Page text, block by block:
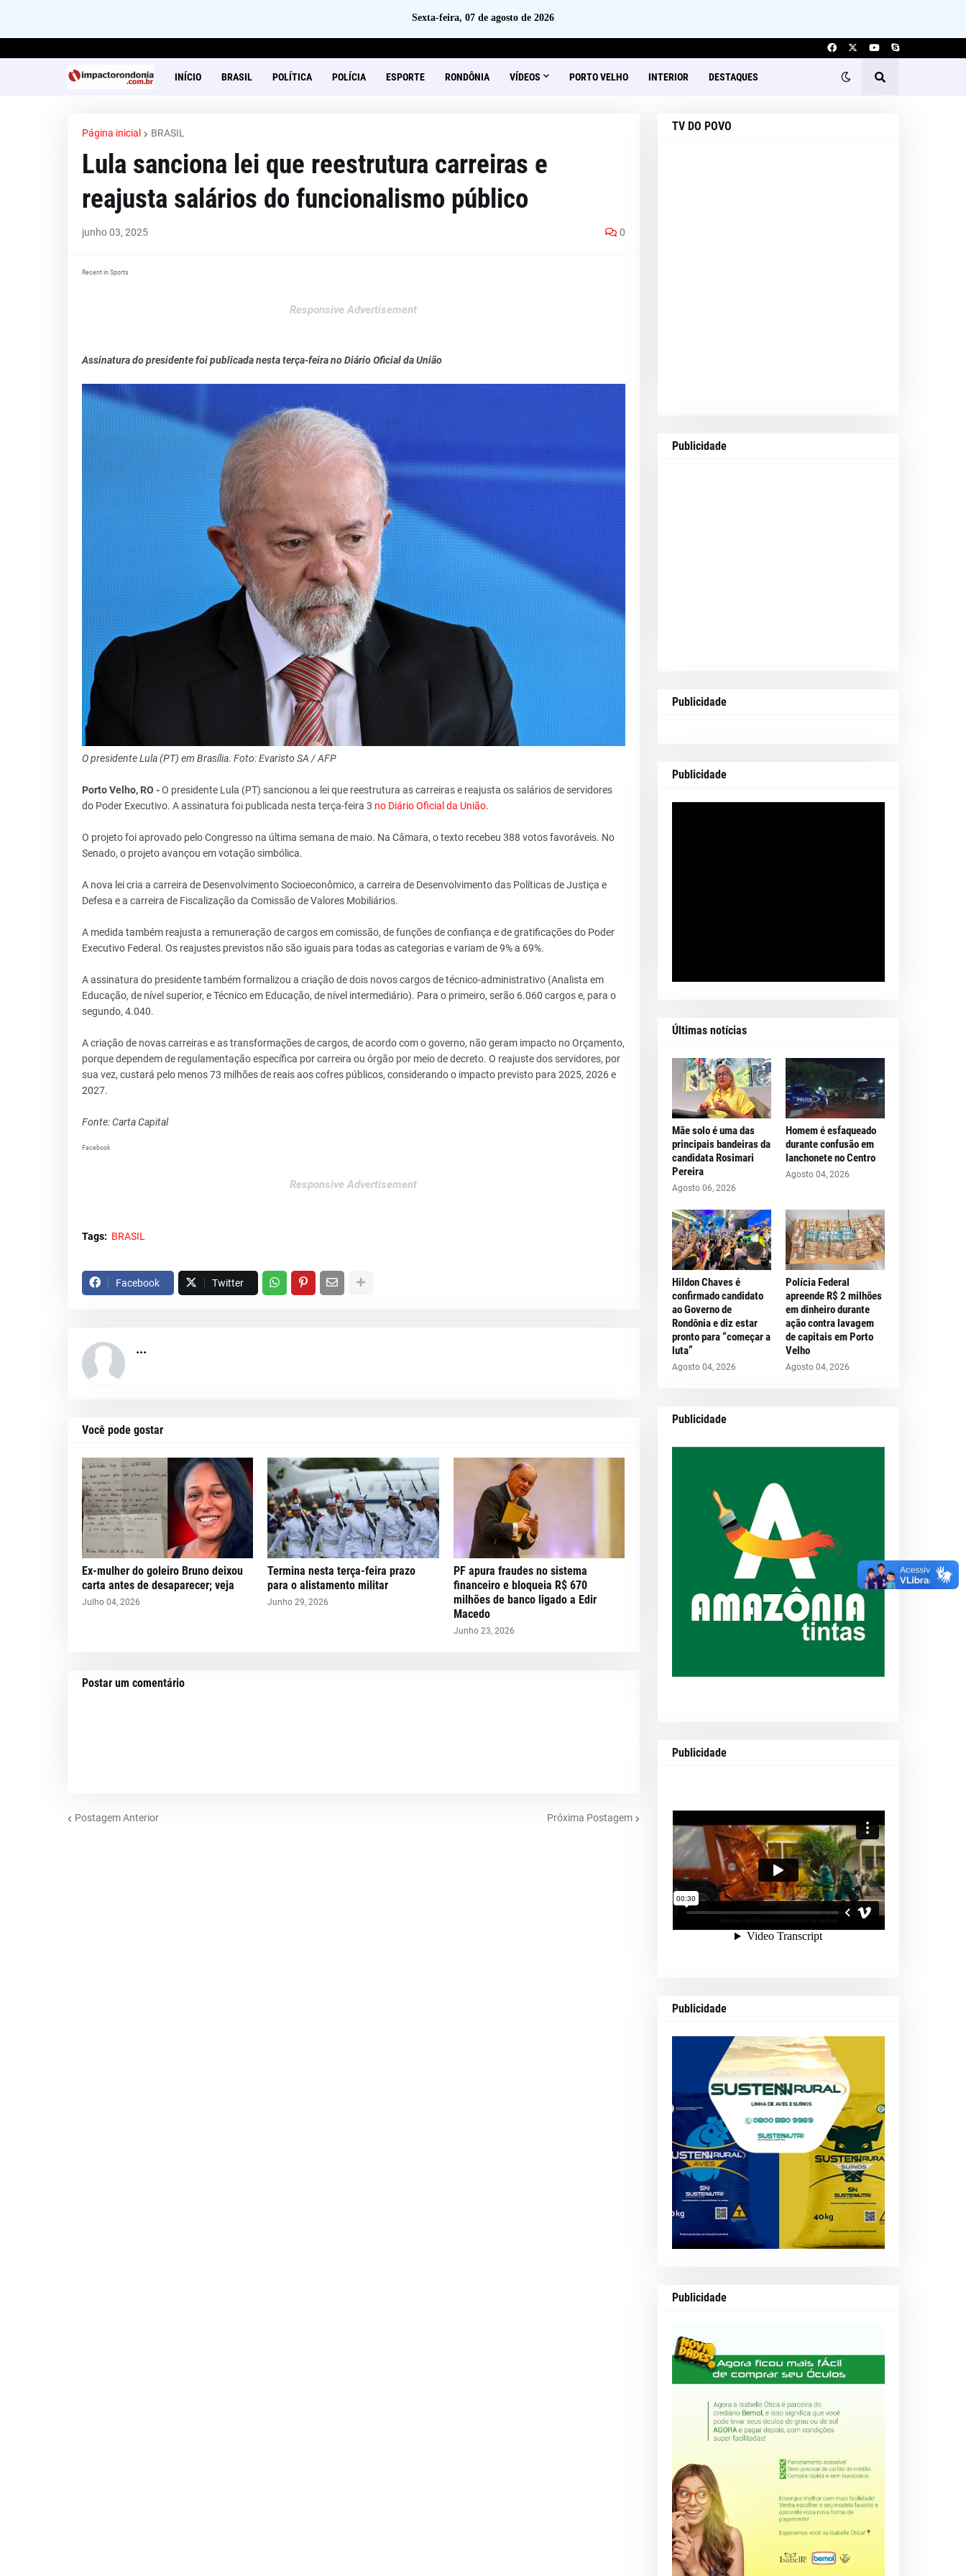
Sexta-feira, 07 de agosto de 2026
INÍCIO BRASIL POLÍTICA POLÍCIA ESPORTE RONDÔNIA VÍDEOS PORTO VELHO INTERIOR DESTAQUES
Página inicial BRASIL
Lula sanciona lei que reestrutura carreiras e
reajusta salários do funcionalismo público
junho 03, 2025 0
Recent in Sports
Responsive Advertisement
Assinatura do presidente foi publicada nesta terça-feira no Diário Oficial da União
O presidente Lula (PT) em Brasília. Foto: Evaristo SA / AFP
Porto Velho, RO -O presidente Lula (PT) sancionou a lei que reestrutura as carreiras e reajusta os salários de servidores
do Poder Executivo. A assinatura foi publicada nesta terça-feira 3 no Diário Oficial da União.
O projeto foi aprovado pelo Congresso na última semana de maio. Na Câmara, o texto recebeu 388 votos favoráveis. No
Senado, o projeto avançou em votação simbólica.
A nova lei cria a carreira de Desenvolvimento Socioeconômico, a carreira de Desenvolvimento das Políticas de Justiça e
Defesa e a carreira de Fiscalização da Comissão de Valores Mobiliários.
A medida também reajusta a remuneração de cargos em comissão, de funções de confiança e de gratificações do Poder
Executivo Federal. Os reajustes previstos não são iguais para todas as categorias e variam de 9% a 69%.
A assinatura do presidente também formalizou a criação de dois novos cargos de técnico-administrativo (Analista em
Educação, de nível superior, e Técnico em Educação, de nível intermediário). Para o primeiro, serão 6.060 cargos e, para o
segundo, 4.040.
A criação de novas carreiras e as transformações de cargos, de acordo com o governo, não geram impacto no Orçamento,
porque dependem de regulamentação específica por carreira ou órgão por meio de decreto. O reajuste dos servidores, por
sua vez, custará pelo menos 73 milhões de reais aos cofres públicos, considerando o impacto previsto para 2025, 2026 e
2027.
Fonte: Carta Capital
Facebook
Responsive Advertisement
Tags: BRASIL
Facebook Twitter
...
Você pode gostar
Ex-mulher do goleiro Bruno deixou
carta antes de desaparecer; veja
Julho 04, 2026
Termina nesta terça-feira prazo
para o alistamento militar
Junho 29, 2026
PF apura fraudes no sistema
financeiro e bloqueia R$ 670
milhões de banco ligado a Edir
Macedo
Junho 23, 2026
Postar um comentário
Postagem Anterior Próxima Postagem
TV DO POVO
Publicidade
Publicidade
Publicidade
Últimas notícias
Mãe solo é uma das
principais bandeiras da
candidata Rosimari
Pereira
Agosto 06, 2026
Homem é esfaqueado
durante confusão em
lanchonete no Centro
Agosto 04, 2026
Hildon Chaves é
confirmado candidato
ao Governo de
Rondônia e diz estar
pronto para “começar a
luta”
Agosto 04, 2026
Polícia Federal
apreende R$ 2 milhões
em dinheiro durante
ação contra lavagem
de capitais em Porto
Velho
Agosto 04, 2026
Publicidade
Publicidade
Publicidade
Publicidade